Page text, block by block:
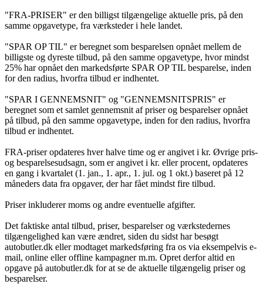
"FRA-PRISER" er den billigst tilgængelige aktuelle pris, på den
samme opgavetype, fra værksteder i hele landet.
"SPAR OP TIL" er beregnet som besparelsen opnået mellem de
billigste og dyreste tilbud, på den samme opgavetype, hvor mindst
25% har opnået den markedsførte SPAR OP TIL besparelse, inden
for den radius, hvorfra tilbud er indhentet.
"SPAR I GENNEMSNIT" og "GENNEMSNITSPRIS" er
beregnet som et samlet gennemsnit af priser og besparelser opnået
på tilbud, på den samme opgavetype, inden for den radius, hvorfra
tilbud er indhentet.
FRA-priser opdateres hver halve time og er angivet i kr. Øvrige pris-
og besparelsesudsagn, som er angivet i kr. eller procent, opdateres
en gang i kvartalet (1. jan., 1. apr., 1. jul. og 1 okt.) baseret på 12
måneders data fra opgaver, der har fået mindst fire tilbud.
Priser inkluderer moms og andre eventuelle afgifter.
Det faktiske antal tilbud, priser, besparelser og værkstedernes
tilgængelighed kan være ændret, siden du sidst har besøgt
autobutler.dk eller modtaget markedsføring fra os via eksempelvis e-
mail, online eller offline kampagner m.m. Opret derfor altid en
opgave på autobutler.dk for at se de aktuelle tilgængelig priser og
besparelser.